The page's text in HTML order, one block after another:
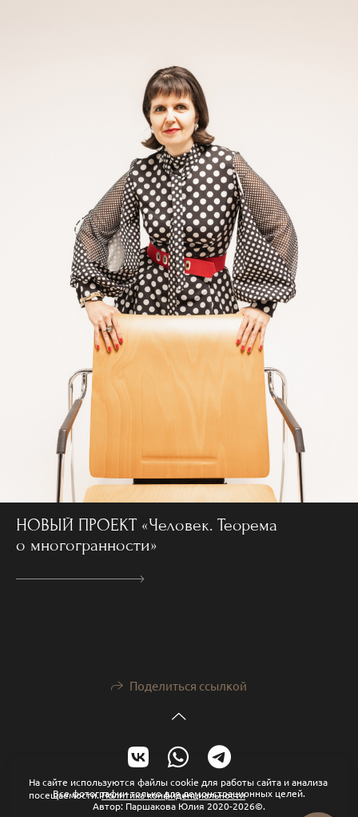
НОВЫЙ ПРОЕКТ «Человек. Теорема
о многогранности»
Поделиться ссылкой
Все фотографии только для демонстрационных целей.
Автор: Паршакова Юлия 2020-2026©.
На сайте используются файлы cookie для работы сайта и анализа
посещаемости.Политика конфиденциальности